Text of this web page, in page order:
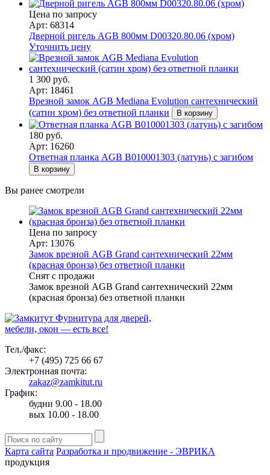
Цена по запросу
Арт: 68314
Дверной ригель AGB 800мм D00320.80.06 (хром)
Уточнить цену
1 300 руб.
Арт: 18461
Врезной замок AGB Mediana Evolution сантехнический
(сатин хром) без ответной планки
В корзину
180 руб.
Арт: 16260
Ответная планка AGB В010001303 (латунь) с загибом
В корзину
Вы ранее смотрели
Цена по запросу
Арт: 13076
Замок врезной AGB Grand сантехнический 22мм
(красная бронза) без ответной планки
Снят с продажи
Замок врезной AGB Grand сантехнический 22мм
(красная бронза) без ответной планки
Фурнитура для дверей,
мебели, окон — есть все!
Тел./факс:
+7 (495) 725 66 67
Электронная почта:
zakaz@zamkitut.ru
График:
будни 9.00 - 18.00
вых 10.00 - 18.00
Карта сайта Разработка и продвижение - ЭВРИКА
продукция